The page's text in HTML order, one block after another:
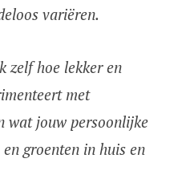
variëren.
zelf hoe lekker en
met
wat jouw persoonlijke
groenten in huis en